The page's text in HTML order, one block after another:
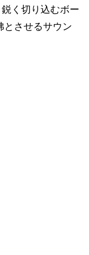
く切り込むボー
とさせるサウン